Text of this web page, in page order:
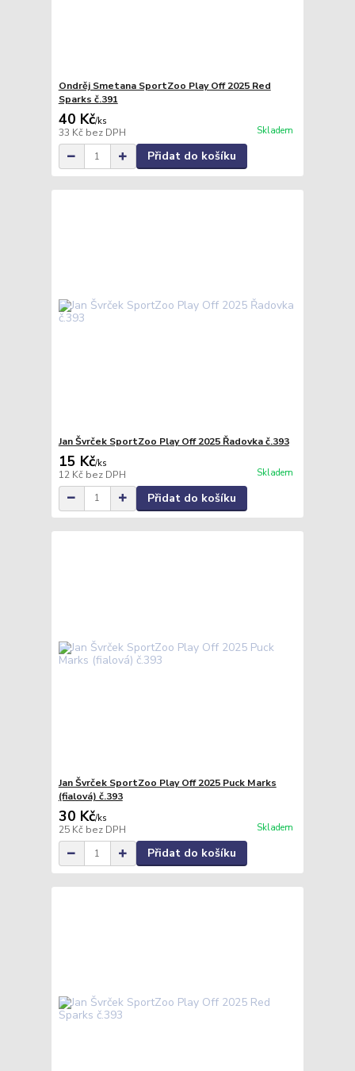
Ondrěj Smetana SportZoo Play Off 2025 Red
Sparks č.391
40 Kč/ks
33 Kč bez DPH Skladem
Přidat do košíku
Jan Švrček SportZoo Play Off 2025 Řadovka č.393
15 Kč/ks
12 Kč bez DPH Skladem
Přidat do košíku
Jan Švrček SportZoo Play Off 2025 Puck Marks
(fialová) č.393
30 Kč/ks
25 Kč bez DPH Skladem
Přidat do košíku